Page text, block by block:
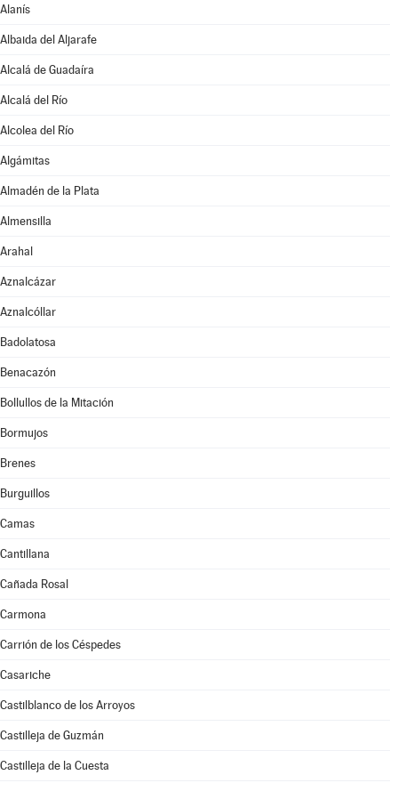
Alanís
Albaida del Aljarafe
Alcalá de Guadaíra
Alcalá del Río
Alcolea del Río
Algámitas
Almadén de la Plata
Almensilla
Arahal
Aznalcázar
Aznalcóllar
Badolatosa
Benacazón
Bollullos de la Mitación
Bormujos
Brenes
Burguillos
Camas
Cantillana
Cañada Rosal
Carmona
Carrión de los Céspedes
Casariche
Castilblanco de los Arroyos
Castilleja de Guzmán
Castilleja de la Cuesta